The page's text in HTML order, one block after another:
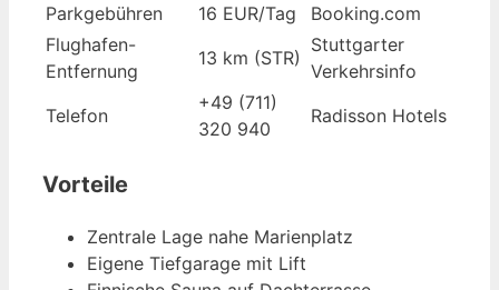
Parkgebühren
16 EUR/Tag
Booking.com
Flughafen-
Entfernung
13 km (STR)
Stuttgarter
Verkehrsinfo
Telefon
+49 (711)
320 940
Radisson Hotels
Vorteile
Zentrale Lage nahe Marienplatz
Eigene Tiefgarage mit Lift